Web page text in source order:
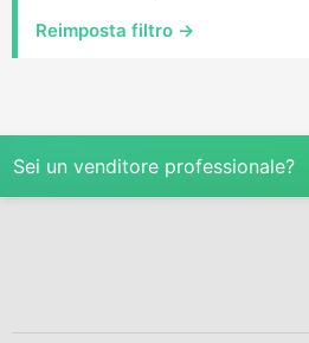
Reimposta filtro →
Sei un venditore professionale?